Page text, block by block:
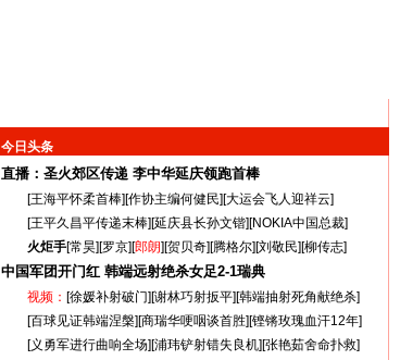
今日头条
直播：圣火郊区传递 李中华延庆领跑首棒
[王海平怀柔首棒][作协主编何健民][大运会飞人迎祥云]
[王平久昌平传递末棒][延庆县长孙文锴][NOKIA中国总裁]
火炬手[常昊][罗京][郎朗][贺贝奇][腾格尔][刘敬民][柳传志]
中国军团开门红 韩端远射绝杀女足2-1瑞典
视频： [徐媛补射破门][谢林巧射扳平][韩端抽射死角献绝杀]
[百球见证韩端涅槃][商瑞华哽咽谈首胜][铿锵玫瑰血汗12年]
[义勇军进行曲响全场][浦玮铲射错失良机][张艳茹舍命扑救]